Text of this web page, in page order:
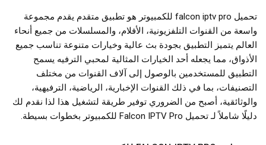
تحميل falcon iptv pro للكمبيوتر هو تطبيق متقدم يقدم مجموعة
واسعة من القنوات التلفزيونية، الأفلام، والمسلسلات من جميع أنحاء
العالم يتميز التطبيق بجودة بث عالية وخيارات متنوعة تناسب جميع
الأذواق، مما يجعله أحد الخيارات المثالية لمحبي الترفيه يسمح
التطبيق للمستخدمين بالوصول إلى آلاف القنوات من مختلف
التصنيفات، بما في ذلك القنوات الإخبارية، الرياضية، الترفيهية،
والوثائقية، أصبح من الضروري توفير طريقة لتشغيل هذا لذا نقدم لك
دليلًا شاملاً لـ تحميل Falcon IPTV Pro للكمبيوتر بخطوات بسيطة.